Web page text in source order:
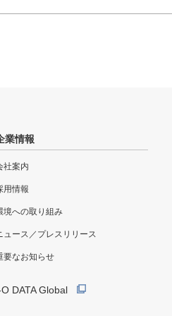
業情報
社案内
用情報
境への取り組み
ュース／プレスリリース
要なお知らせ
DATA Global